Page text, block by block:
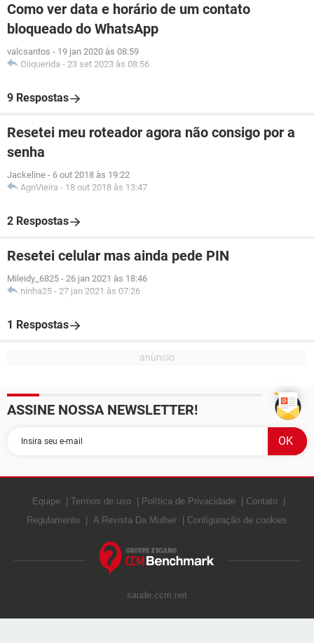
Como ver data e horário de um contato
bloqueado do WhatsApp
valcsantos - 19 jan 2020 às 08:59
Oiiquerida - 23 set 2023 às 08:56
9 Respostas
Resetei meu roteador agora não consigo por a
senha
Jackeline - 6 out 2018 às 19:22
AgnVieira - 18 out 2018 às 13:47
2 Respostas
Resetei celular mas ainda pede PIN
Mileidy_6825 - 26 jan 2021 às 18:46
ninha25 - 27 jan 2021 às 07:26
1 Respostas
ASSINE NOSSA NEWSLETTER!
Equipe Termos de uso Política de Privacidade
Contato
Regulamento
A Revista Da Mulher Configuração de cookies
saude.ccm.net